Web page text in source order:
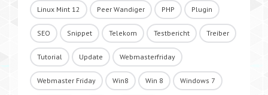
Linux Mint 12 Peer Wandiger PHP Plugin
SEO Snippet Telekom Testbericht Treiber
Tutorial Update Webmasterfriday
Webmaster Friday Win8 Win 8 Windows 7